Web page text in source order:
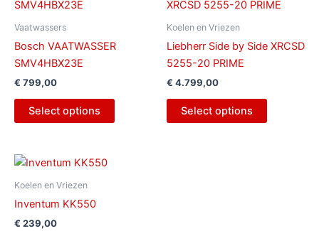
Vaatwassers
Bosch VAATWASSER
SMV4HBX23E
€ 799,00
Select options
Koelen en Vriezen
Liebherr Side by Side XRCSD
5255-20 PRIME
€ 4.799,00
Select options
Koelen en Vriezen
Inventum KK550
€ 239,00